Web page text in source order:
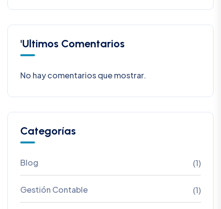
'Ultimos Comentarios
No hay comentarios que mostrar.
Categorías
Blog (1)
Gestión Contable (1)